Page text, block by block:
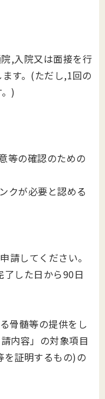
,入院又は面接を行
す。(ただし,1回の
)
等の確認のための
クが必要と認める
請してください。
した日から90日
骨髄等の提供をし
内容」の対象項目
を証明するもの)の